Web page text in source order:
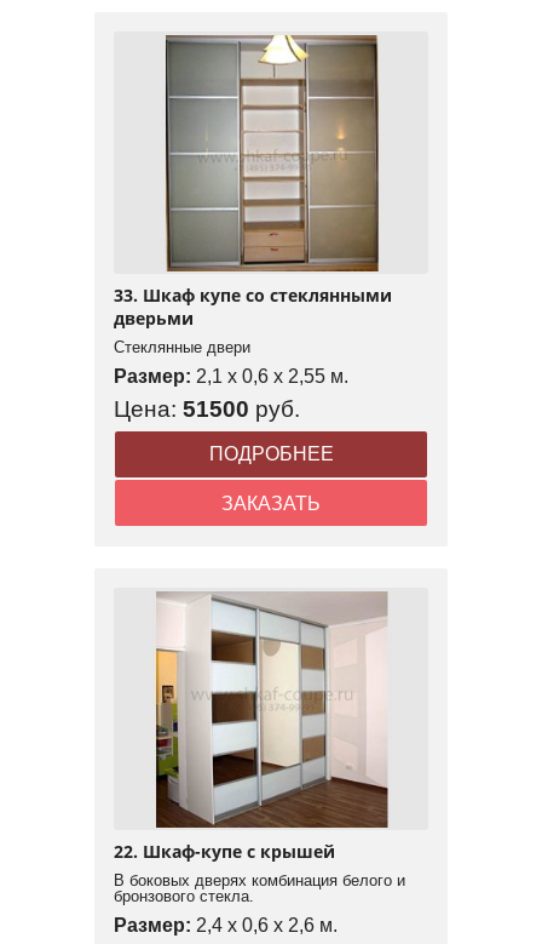
33. Шкаф купе со стеклянными
дверьми
Стеклянные двери
Размер: 2,1 x 0,6 x 2,55 м.
Цена: 51500 руб.
ПОДРОБНЕЕ
ЗАКАЗАТЬ
22. Шкаф-купе с крышей
В боковых дверях комбинация белого и
бронзового стекла.
Размер: 2,4 x 0,6 x 2,6 м.